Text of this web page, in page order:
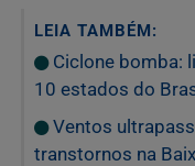
LEIA TAMBÉM:
Ciclone bomba:
10 estados do
Ventos
transtornos na